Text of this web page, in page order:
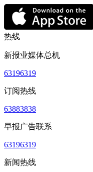
热线
新报业媒体总机
63196319
订阅热线
63883838
早报广告联系
63196319
新闻热线